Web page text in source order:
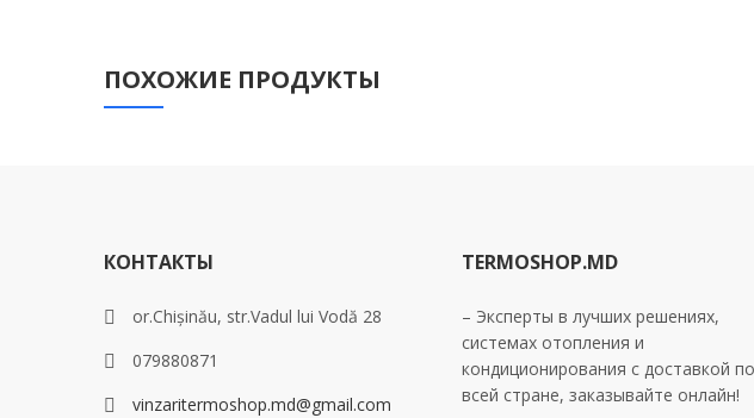
ПОХОЖИЕ ПРОДУКТЫ
КОНТАКТЫ
or.Chișinău, str.Vadul lui Vodă 28
079880871
vinzaritermoshop.md@gmail.com
TERMOSHOP.MD
– Эксперты в лучших решениях,
системах отопления и
кондиционирования с доставкой по
всей стране, заказывайте онлайн!